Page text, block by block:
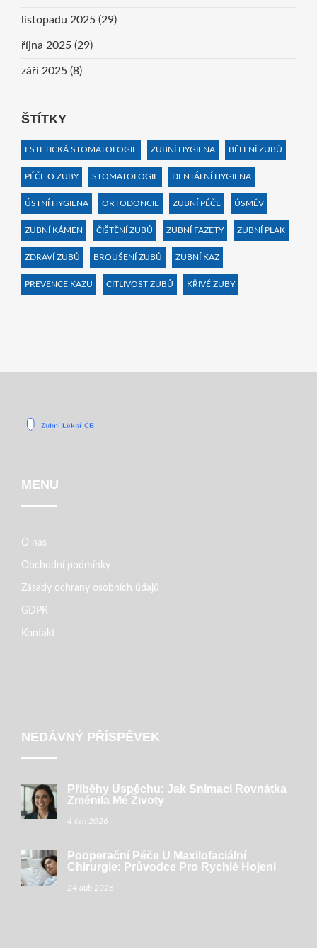
listopadu 2025 (29)
října 2025 (29)
září 2025 (8)
ŠTÍTKY
ESTETICKÁ STOMATOLOGIE ZUBNÍ HYGIENA BĚLENÍ ZUBŮ
PÉČE O ZUBY STOMATOLOGIE DENTÁLNÍ HYGIENA
ÚSTNÍ HYGIENA ORTODONCIE ZUBNÍ PÉČE ÚSMĚV
ZUBNÍ KÁMEN ČIŠTĚNÍ ZUBŮ ZUBNÍ FAZETY ZUBNÍ PLAK
ZDRAVÍ ZUBŮ BROUŠENÍ ZUBŮ ZUBNÍ KAZ
PREVENCE KAZU CITLIVOST ZUBŮ KŘIVÉ ZUBY
MENU
O nás
Obchodní podmínky
Zásady ochrany osobních údajů
GDPR
Kontakt
NEDÁVNÝ PŘÍSPĚVEK
Příběhy Úspěchu: Jak Snímací Rovnátka
Změnila Mé Životy
4 čen 2026
Pooperační Péče U Maxilofaciální
Chirurgie: Průvodce Pro Rychlé Hojení
24 dub 2026